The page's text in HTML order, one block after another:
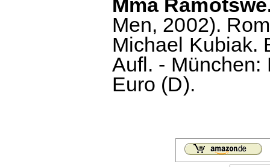
Men, 2002).
Michael Kubiak.
Aufl. - München:
Euro (D).